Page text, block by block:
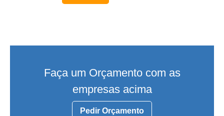
Faça um Orçamento com as
empresas acima
Pedir Orçamento